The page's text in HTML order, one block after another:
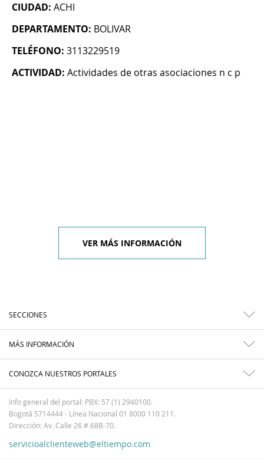
CIUDAD: ACHI
DEPARTAMENTO: BOLIVAR
TELÉFONO: 3113229519
ACTIVIDAD: Actividades de otras asociaciones n c p
VER MÁS INFORMACIÓN
SECCIONES
MÁS INFORMACIÓN
CONOZCA NUESTROS PORTALES
Info general del portal: PBX: 57 (1) 2940100.
Bogotá 5714444 - Línea Nacional 01 8000 110 211.
Dirección: Av. Calle 26 # 68B-70.
servicioalclienteweb@eltiempo.com